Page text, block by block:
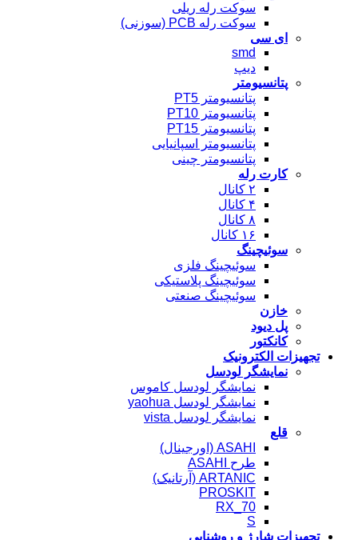
سوکت رله ریلی
سوکت رله PCB (سوزنی)
ای سی
smd
دیپ
پتانسیومتر
پتانسیومتر PT5
پتانسیومتر PT10
پتانسیومتر PT15
پتانسیومتر اسپانیایی
پتانسیومتر چینی
کارت رله
۲ کانال
۴ کانال
۸ کانال
۱۶ کانال
سوئیچینگ
سوئیچینگ فلزی
سوئیچینگ پلاستیکی
سوئیچینگ صنعتی
خازن
پل دیود
کانکتور
تجهیزات الکترونیک
نمایشگر لودسل
نمایشگر لودسل کاموس
نمایشگر لودسل yaohua
نمایشگر لودسل vista
قلع
ASAHI (اورجینال)
طرح ASAHI
ARTANIC (آرتانیک)
PROSKIT
RX_70
S
تجهیزات شارژ و روشنایی